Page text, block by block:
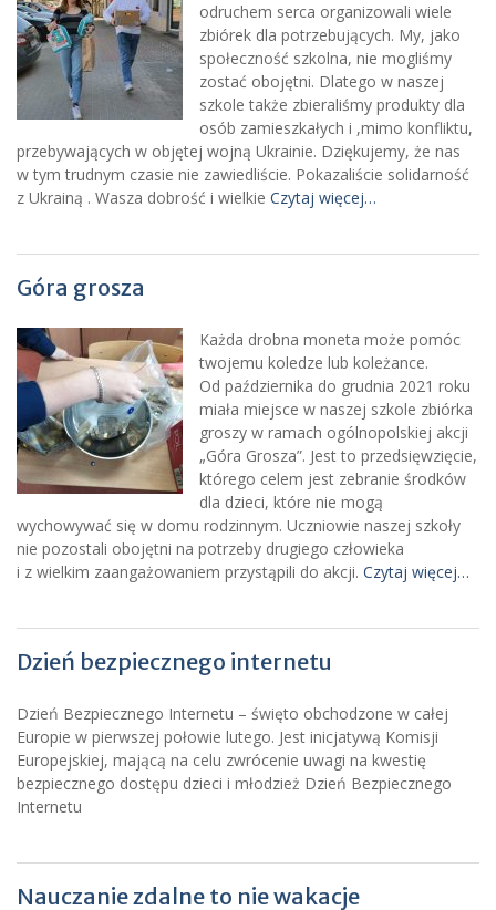
odruchem serca organizowali wiele
zbiórek dla potrzebujących. My, jako
społeczność szkolna, nie mogliśmy
zostać obojętni. Dlatego w naszej
szkole także zbieraliśmy produkty dla
osób zamieszkałych i ,mimo konfliktu,
przebywających w objętej wojną Ukrainie. Dziękujemy, że nas
w tym trudnym czasie nie zawiedliście. Pokazaliście solidarność
z Ukrainą . Wasza dobrość i wielkie Czytaj więcej…
Góra grosza
Każda drobna moneta może pomóc
twojemu koledze lub koleżance.
Od października do grudnia 2021 roku
miała miejsce w naszej szkole zbiórka
groszy w ramach ogólnopolskiej akcji
„Góra Grosza”. Jest to przedsięwzięcie,
którego celem jest zebranie środków
dla dzieci, które nie mogą
wychowywać się w domu rodzinnym. Uczniowie naszej szkoły
nie pozostali obojętni na potrzeby drugiego człowieka
i z wielkim zaangażowaniem przystąpili do akcji. Czytaj więcej…
Dzień bezpiecznego internetu
Dzień Bezpiecznego Internetu – święto obchodzone w całej
Europie w pierwszej połowie lutego. Jest inicjatywą Komisji
Europejskiej, mającą na celu zwrócenie uwagi na kwestię
bezpiecznego dostępu dzieci i młodzież Dzień Bezpiecznego
Internetu
Nauczanie zdalne to nie wakacje